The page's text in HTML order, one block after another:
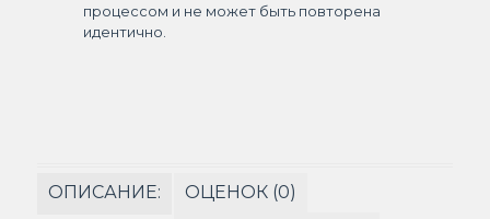
процессом и не может быть повторена
идентично.
ОПИСАНИЕ:
ОЦЕНОК (0)